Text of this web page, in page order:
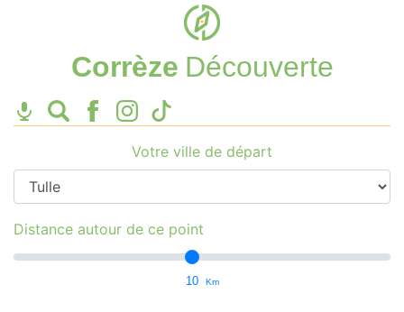
Corrèze Découverte
Votre ville de départ
Distance autour de ce point
10 Km